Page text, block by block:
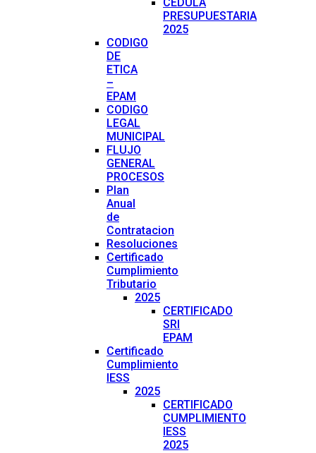
CEDULA
PRESUPUESTARIA
2025
CODIGO
DE
ETICA
–
EPAM
CODIGO
LEGAL
MUNICIPAL
FLUJO
GENERAL
PROCESOS
Plan
Anual
de
Contratacion
Resoluciones
Certificado
Cumplimiento
Tributario
2025
CERTIFICADO
SRI
EPAM
Certificado
Cumplimiento
IESS
2025
CERTIFICADO
CUMPLIMIENTO
IESS
2025